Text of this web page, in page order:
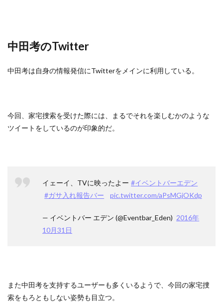
中田考のTwitter
中田考は自身の情報発信にTwitterをメインに利用している。
今回、家宅捜索を受けた際には、まるでそれを楽しむかのような
ツイートをしているのが印象的だ。
イェーイ、TVに映ったよー #イベントバーエデン
#ガサ入れ報告バー
pic.twitter.com/aPsMGjOKdp
— イベントバー エデン (@Eventbar_Eden) 2016年
10月31日
また中田考を支持するユーザーも多くいるようで、今回の家宅捜
索をもろともしない姿勢も目立つ。